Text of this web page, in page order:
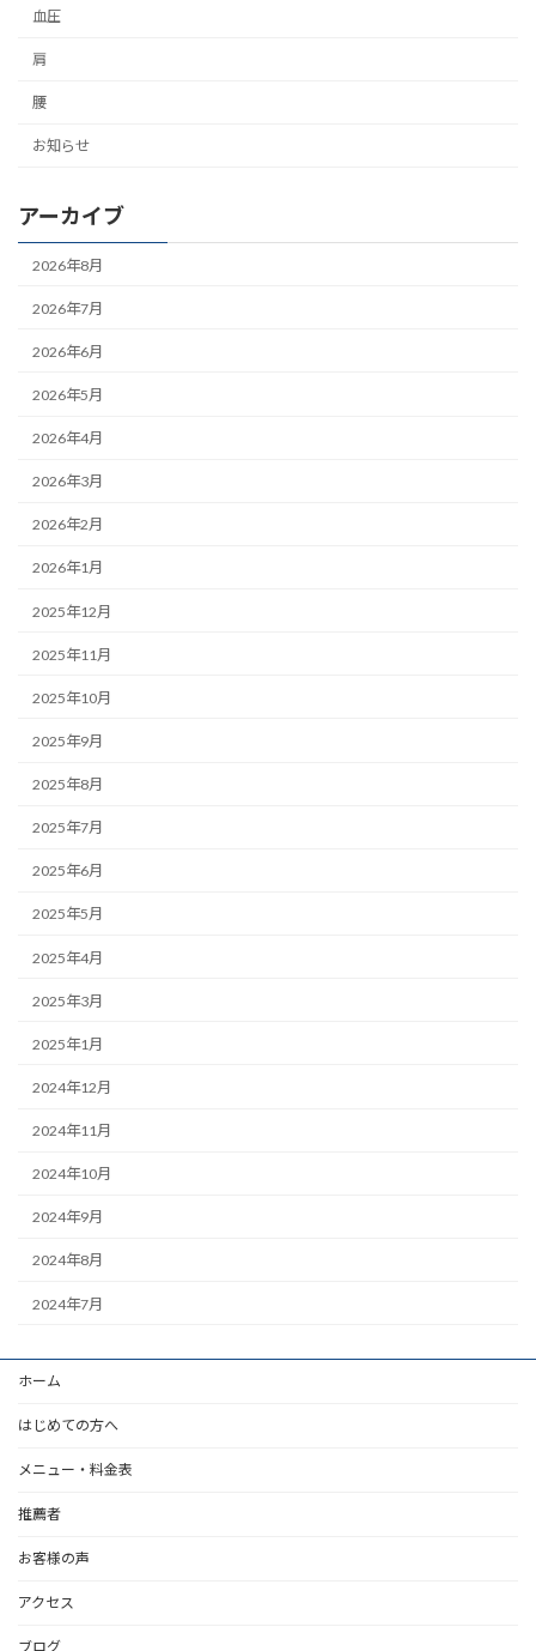
血圧
肩
腰
お知らせ
アーカイブ
2026年8月
2026年7月
2026年6月
2026年5月
2026年4月
2026年3月
2026年2月
2026年1月
2025年12月
2025年11月
2025年10月
2025年9月
2025年8月
2025年7月
2025年6月
2025年5月
2025年4月
2025年3月
2025年1月
2024年12月
2024年11月
2024年10月
2024年9月
2024年8月
2024年7月
ホーム
はじめての方へ
メニュー・料金表
推薦者
お客様の声
アクセス
ブログ